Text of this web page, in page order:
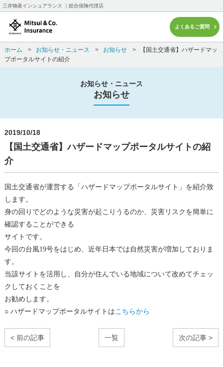
三井物産インシュアランス ｜総合保険代理店
よくあるご質問
ホーム > お知らせ・ニュース > お知らせ >
【国土交通省】ハザードマッ
プポータルサイトの紹介
お知らせ・ニュース
お知らせ
2019/10/18
【国土交通省】ハザードマップポータルサイトの紹
介
国土交通省が運営する「ハザードマップポータルサイト」を紹介致
します。
身の回りでどのような災害が起こりうるのか、災害リスクを簡単に
確認することができる
サイトです。
今回の台風19号をはじめ、近年日本では自然災害が増加しておりま
す。
当該サイトを活用し、自分が住んでいる地域について改めてチェッ
クしておくことを
お勧めします。
○ ハザードマップポータルサイトは こちらから
< 前の記事 一覧 次の記事 >